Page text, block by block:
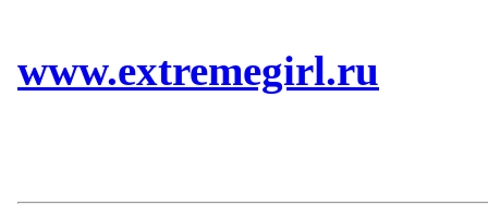
www.extremegirl.ru